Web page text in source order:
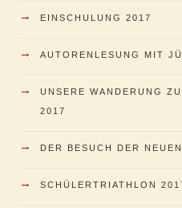
→ EINSCHULUNG 2017
→ AUTORENLESUNG MIT
→
UNSERE WANDERUNG
2017
→ DER BESUCH DER
→ SCHÜLERTRIATHLON